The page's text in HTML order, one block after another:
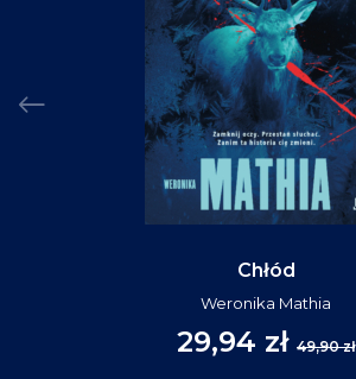
Chłód
Weronika Mathia
29,94 zł 49,90 zł